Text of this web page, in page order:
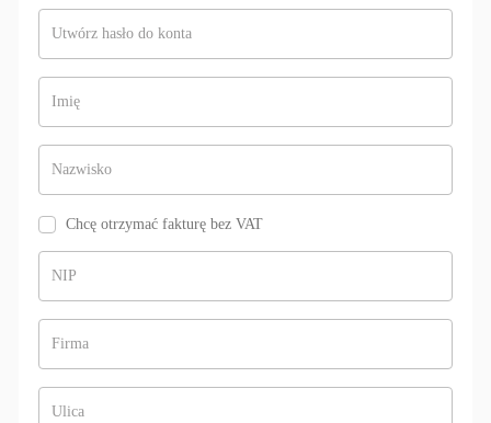
Utwórz hasło do konta
Imię
Nazwisko
Chcę otrzymać fakturę bez VAT
NIP
Firma
Ulica